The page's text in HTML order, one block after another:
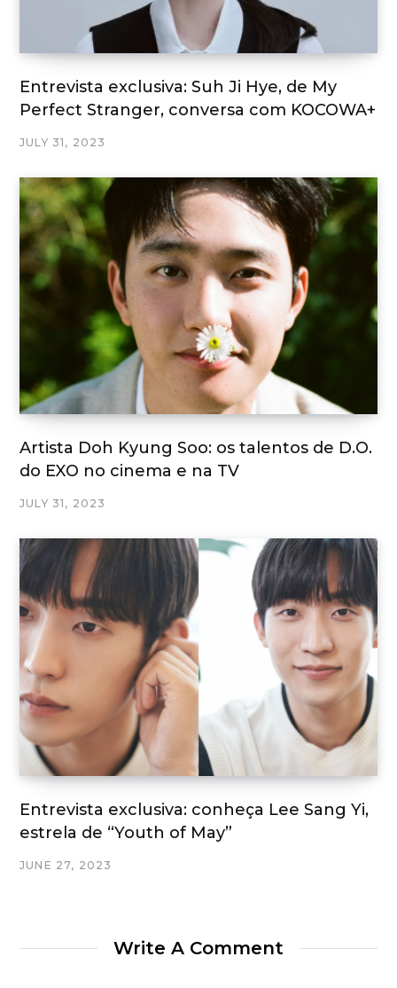
Entrevista exclusiva: Suh Ji Hye, de My
Perfect Stranger, conversa com KOCOWA+
JULY 31, 2023
Artista Doh Kyung Soo: os talentos de D.O.
do EXO no cinema e na TV
JULY 31, 2023
Entrevista exclusiva: conheça Lee Sang Yi,
estrela de “Youth of May”
JUNE 27, 2023
Write A Comment